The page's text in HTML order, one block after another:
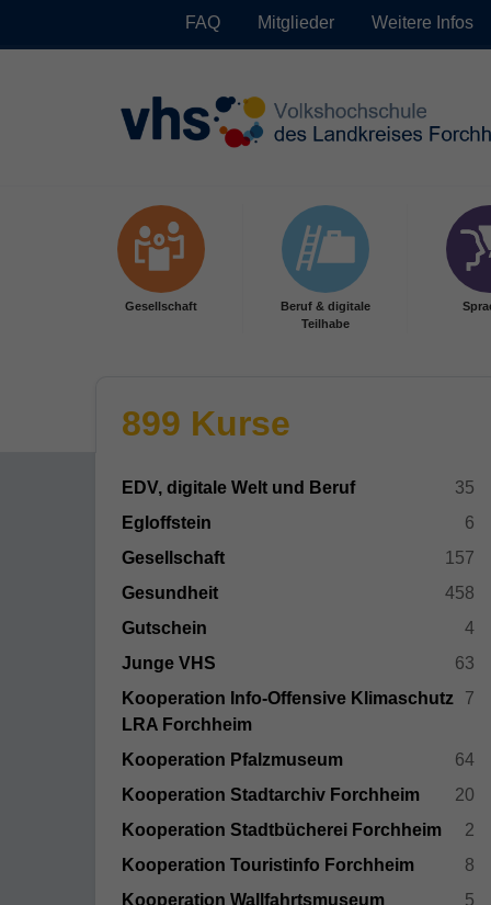
FAQ Mitglieder Weitere Infos
Gesellschaft
Beruf & digitale
Teilhabe
899 Kurse
EDV, digitale Welt und Beruf
35
Egloffstein
6
Gesellschaft
157
Gesundheit
458
Gutschein
4
Junge VHS
63
Kooperation Info-Offensive Klimaschutz
LRA Forchheim
7
Kooperation Pfalzmuseum
64
Kooperation Stadtarchiv Forchheim
20
Kooperation Stadtbücherei Forchheim
2
Kooperation Touristinfo Forchheim
8
Kooperation Wallfahrtsmuseum
5